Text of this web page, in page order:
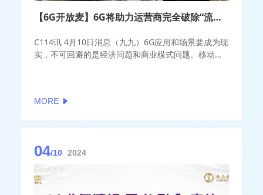
【6G开放麦】6G将助力运营商完全破除“流量魔咒”
C114讯 4月10日消息（九九）6G应用和场景要成为现
实，不可回避的是经济问题和商业模式问题。移动网
MORE
04/10 2024